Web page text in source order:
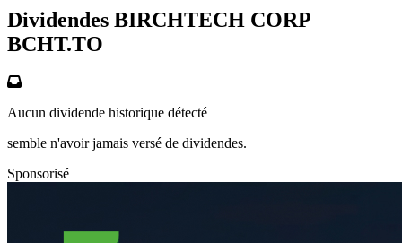
Dividendes BIRCHTECH CORP
BCHT.TO
Aucun dividende historique détecté
semble n'avoir jamais versé de dividendes.
Sponsorisé